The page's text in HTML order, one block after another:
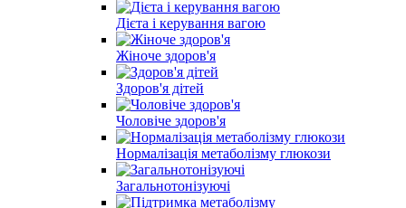
Дієта і керування вагою
Жіноче здоров'я
Здоров'я дітей
Чоловіче здоров'я
Нормалізація метаболізму глюкози
Загальнотонізуючі